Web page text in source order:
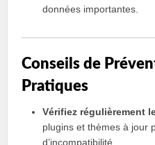
données importantes.
Conseils de
Pratiques
Vérifiez régulièrement
plugins et thèmes à jour
d’incompatibilité.